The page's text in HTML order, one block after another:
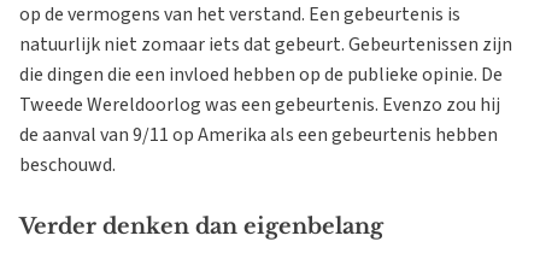
op de vermogens van het verstand. Een gebeurtenis is
natuurlijk niet zomaar iets dat gebeurt. Gebeurtenissen zijn
die dingen die een invloed hebben op de publieke opinie. De
Tweede Wereldoorlog was een gebeurtenis. Evenzo zou hij
de aanval van 9/11 op Amerika als een gebeurtenis hebben
beschouwd.
Verder denken dan eigenbelang